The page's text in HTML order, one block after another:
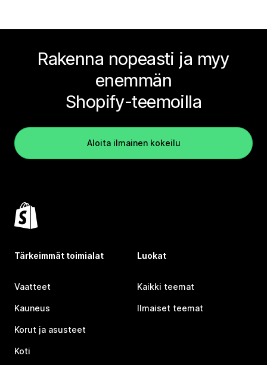
Rakenna nopeasti ja myy
enemmän
Shopify-teemoilla
Aloita ilmainen kokeilu
Tärkeimmät toimialat
Vaatteet
Kauneus
Korut ja asusteet
Koti
Luokat
Kaikki teemat
Ilmaiset teemat